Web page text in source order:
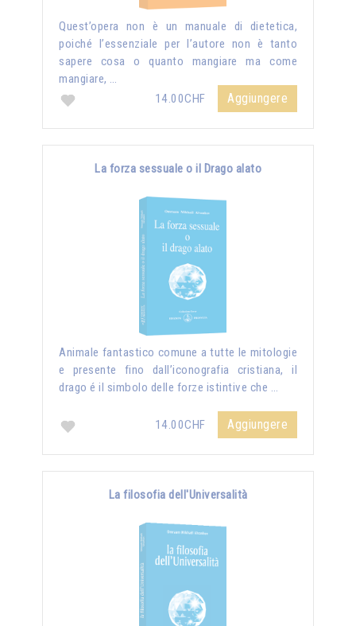
Quest’opera non è un manuale di dietetica,
poiché l’essenziale per l’autore non è tanto
sapere cosa o quanto mangiare ma come
mangiare, …
14.00CHF
Aggiungere
La forza sessuale o il Drago alato
Animale fantastico comune a tutte le mitologie
e presente fino dall’iconografia cristiana, il
drago é il simbolo delle forze istintive che …
14.00CHF Aggiungere
La filosofia dell'Universalità